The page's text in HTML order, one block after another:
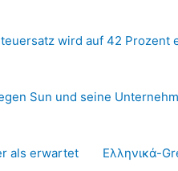
wird auf 42 Prozent
Sun und seine
als erwartet Ελληνικά-